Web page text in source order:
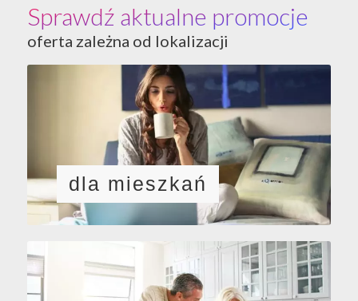
Sprawdź aktualne promocje
oferta zależna od lokalizacji
dla mieszkań